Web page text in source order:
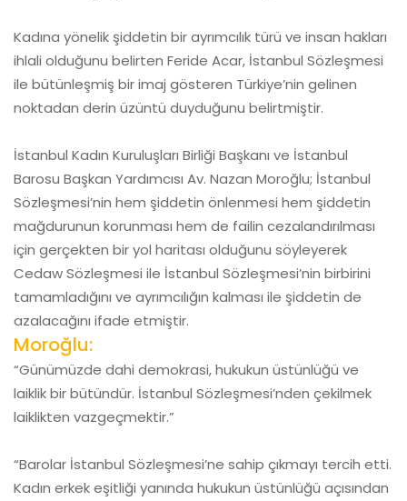
Kadına yönelik şiddetin bir ayrımcılık türü ve insan hakları
ihlali olduğunu belirten Feride Acar, İstanbul Sözleşmesi
ile bütünleşmiş bir imaj gösteren Türkiye’nin gelinen
noktadan derin üzüntü duyduğunu belirtmiştir.
İstanbul Kadın Kuruluşları Birliği Başkanı ve İstanbul
Barosu Başkan Yardımcısı Av. Nazan Moroğlu; İstanbul
Sözleşmesi’nin hem şiddetin önlenmesi hem şiddetin
mağdurunun korunması hem de failin cezalandırılması
için gerçekten bir yol haritası olduğunu söyleyerek
Cedaw Sözleşmesi ile İstanbul Sözleşmesi’nin birbirini
tamamladığını ve ayrımcılığın kalması ile şiddetin de
azalacağını ifade etmiştir.
Moroğlu:
“Günümüzde dahi demokrasi, hukukun üstünlüğü ve
laiklik bir bütündür. İstanbul Sözleşmesi’nden çekilmek
laiklikten vazgeçmektir.”
“Barolar İstanbul Sözleşmesi’ne sahip çıkmayı tercih etti.
Kadın erkek eşitliği yanında hukukun üstünlüğü açısından